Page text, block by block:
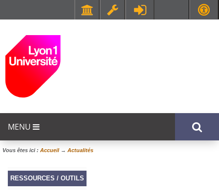
MENU
Vous êtes ici : Accueil→ Actualités
RESSOURCES / OUTILS